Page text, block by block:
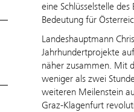
eine Schlüsselstelle
Bedeutung für
Landeshauptmann
Jahrhundertprojekte
näher zusammen. Mit
weniger als zwei
weiteren Meilenstein
Graz-Klagenfurt